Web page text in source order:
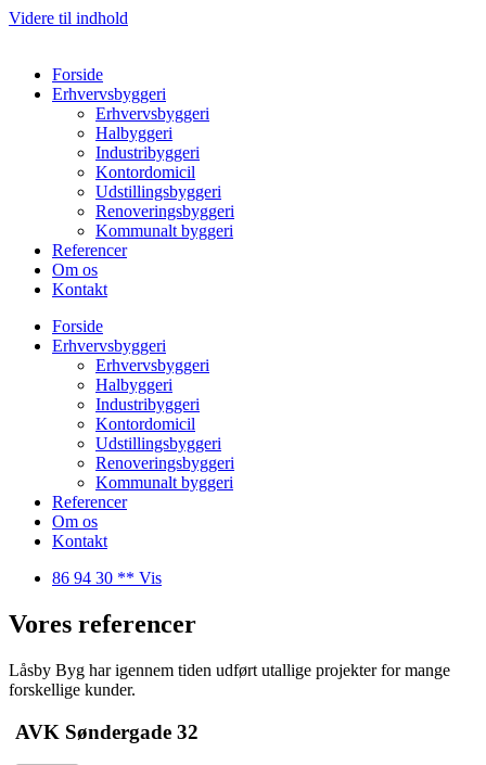
Videre til indhold
Forside
Erhvervsbyggeri
Erhvervsbyggeri
Halbyggeri
Industribyggeri
Kontordomicil
Udstillingsbyggeri
Renoveringsbyggeri
Kommunalt byggeri
Referencer
Om os
Kontakt
Forside
Erhvervsbyggeri
Erhvervsbyggeri
Halbyggeri
Industribyggeri
Kontordomicil
Udstillingsbyggeri
Renoveringsbyggeri
Kommunalt byggeri
Referencer
Om os
Kontakt
86 94 30 ** Vis
Vores referencer
Låsby Byg har igennem tiden udført utallige projekter for mange
forskellige kunder.
AVK Søndergade 32